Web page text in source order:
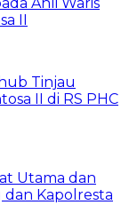
II
Tinjau
II di RS PHC
Utama dan
dan Kapolresta